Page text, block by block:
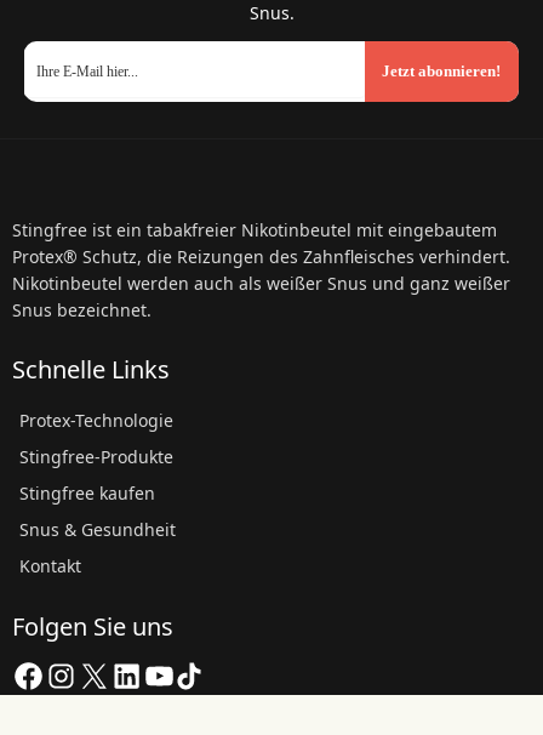
Snus.
Jetzt abonnieren!
Stingfree ist ein tabakfreier Nikotinbeutel mit eingebautem
Protex® Schutz, die Reizungen des Zahnfleisches verhindert.
Nikotinbeutel werden auch als weißer Snus und ganz weißer
Snus bezeichnet.
Schnelle Links
Protex-Technologie
Stingfree-Produkte
Stingfree kaufen
Snus & Gesundheit
Kontakt
Folgen Sie uns
Facebook
Instagram
X LinkedIn
YouTube
TikTok